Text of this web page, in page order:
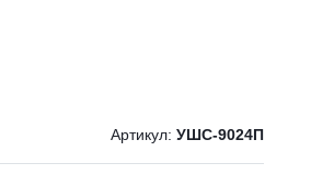
Артикул: УШС-9024П